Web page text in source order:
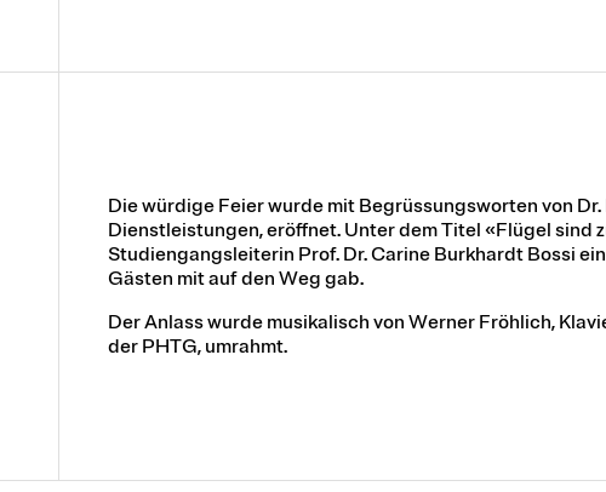
Die würdige Feier wurde mit Begrüssungsworten von
Dienstleistungen, eröffnet. Unter dem Titel «Flügel sind
Studiengangsleiterin Prof. Dr. Carine Burkhardt Bossi
Gästen mit auf den Weg gab.
Der Anlass wurde musikalisch von Werner Fröhlich,
der PHTG, umrahmt.